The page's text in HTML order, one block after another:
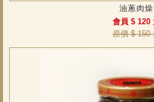
油蔥肉燥
會員 $ 120
原價 $ 150